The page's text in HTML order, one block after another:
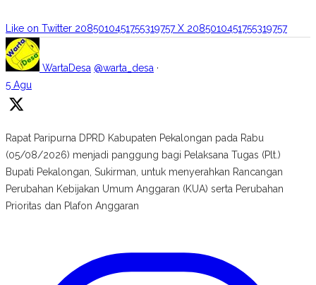
Like on Twitter 2085010451755319757 X 2085010451755319757
WartaDesa @warta_desa ·
5 Agu
Rapat Paripurna DPRD Kabupaten Pekalongan pada Rabu
(05/08/2026) menjadi panggung bagi Pelaksana Tugas (Plt.)
Bupati Pekalongan, Sukirman, untuk menyerahkan Rancangan
Perubahan Kebijakan Umum Anggaran (KUA) serta Perubahan
Prioritas dan Plafon Anggaran